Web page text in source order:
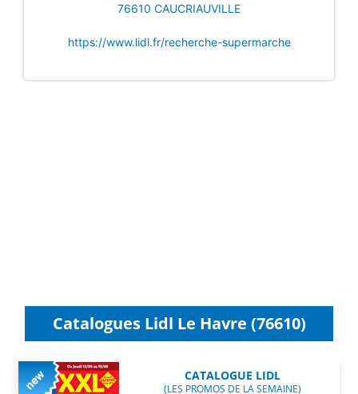
76610 CAUCRIAUVILLE
https://www.lidl.fr/recherche-supermarche
Catalogues Lidl Le Havre (76610)
CATALOGUE LIDL
(LES PROMOS DE LA SEMAINE)